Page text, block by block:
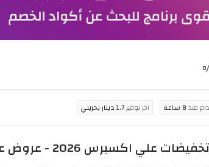
منذ8 ساعة اخر توفير1.7 دينار بحريني
اكسبرس 2026 - عروض علي اكسبرس